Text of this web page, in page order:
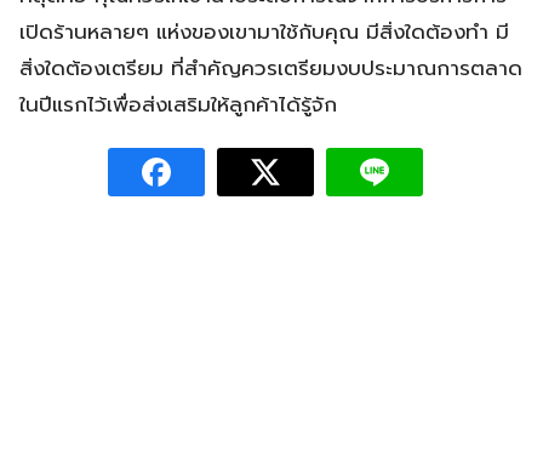
เปิดร้านหลายๆ แห่งของเขามาใช้กับคุณ มีสิ่งใดต้องทำ มี
สิ่งใดต้องเตรียม ที่สำคัญควรเตรียมงบประมาณการตลาด
ในปีแรกไว้เพื่อส่งเสริมให้ลูกค้าได้รู้จัก